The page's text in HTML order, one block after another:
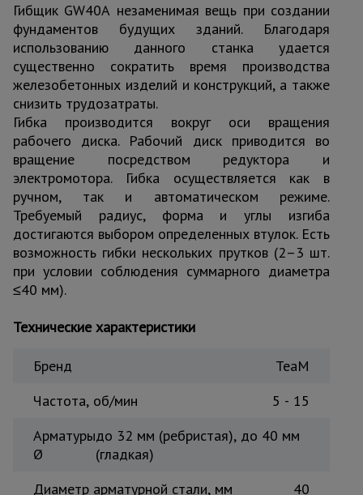
аппараты
Тепловые
пушки
Металл и
металлообработка
Гибщик GW40А незаменимая вещь при создании
фундаментов будущих зданий. Благодаря
использованию данного станка удается
существенно сократить время производства
железобетонных изделий и конструкций, а также
снизить трудозатраты.
Гибка производится вокруг оси вращения
рабочего диска. Рабочий диск приводится во
вращение посредством редуктора и
электромотора. Гибка осуществляется как в
ручном, так и автоматическом режиме.
Требуемый радиус, форма и углы изгиба
достигаются выбором определенных втулок. Есть
возможность гибки нескольких прутков (2–3 шт.
при условии соблюдения суммарного диаметра
≤40 мм).
Технические характеристики
Бренд
TeaM
Частота, об/мин
5 - 15
Арматуры
Ø
до 32 мм (ребристая), до 40 мм
(гладкая)
Диаметр арматурной стали, мм
40